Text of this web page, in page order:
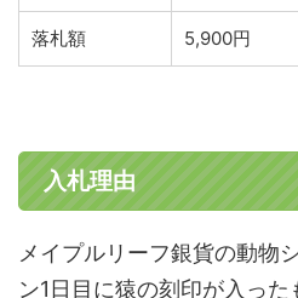
落札額 5,900円
入札理由
メイプルリーフ銀貨の動物
ン1日目に猿の刻印が入っ